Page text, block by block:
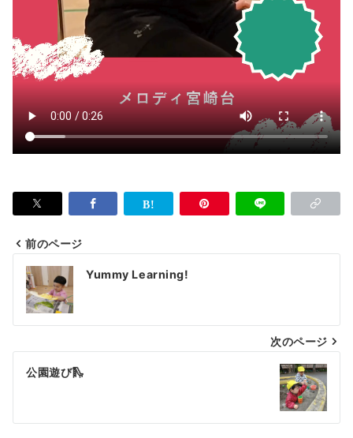
投
稿
ナ
ビ
ゲ
シ
前のページ
Yummy Learning!
次のページ
公園遊び🛝